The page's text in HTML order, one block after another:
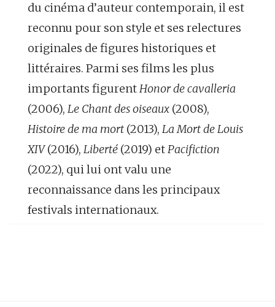
du cinéma d’auteur contemporain, il est
reconnu pour son style et ses relectures
originales de figures historiques et
littéraires. Parmi ses films les plus
importants figurentHonor de cavalleria
(2006), Le Chant des oiseaux (2008),
Histoire de ma mort (2013), La Mort de Louis
XIV(2016), Liberté (2019) etPacifiction
(2022), qui lui ont valu une
reconnaissance dans les principaux
festivals internationaux.